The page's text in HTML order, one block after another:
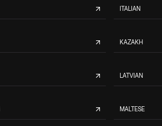
ITALIAN
KAZAKH
LATVIAN
MALTESE